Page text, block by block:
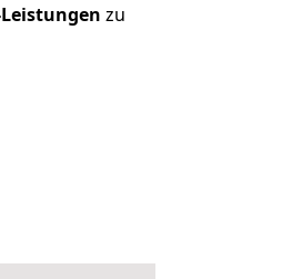
zu